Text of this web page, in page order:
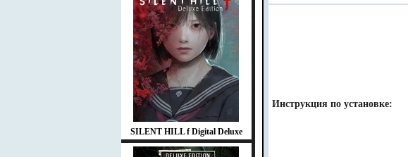
SILENT HILL f Digital Deluxe
Инструкция по установке: